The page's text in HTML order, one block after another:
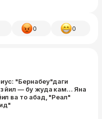
0 0
"Бернабеу"даги
йил — бу жуда кам… Яна
ва то абад, "Реал"